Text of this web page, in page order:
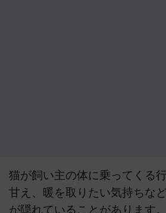
猫が飼い主の体に乗ってくる
甘え、暖を取りたい気持ちな
が隠れていることがあります